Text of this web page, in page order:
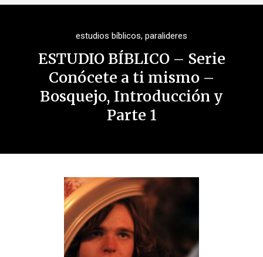
estudios bíblicos, paralideres
ESTUDIO BÍBLICO – Serie
Conócete a ti mismo –
Bosquejo, Introducción y
Parte 1